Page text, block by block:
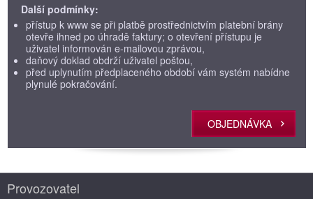
Další podmínky:
přístup k www se při platbě prostřednictvím platební brány
otevře ihned po úhradě faktury; o otevření přístupu je
uživatel informován e-mailovou zprávou,
daňový doklad obdrží uživatel poštou,
před uplynutím předplaceného období vám systém nabídne
plynulé pokračování.
OBJEDNÁVKA
Provozovatel